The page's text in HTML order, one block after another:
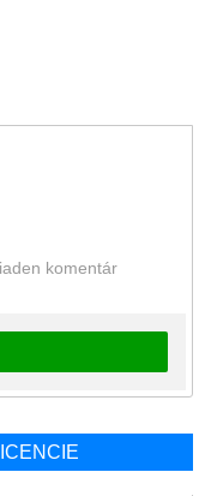
komentár